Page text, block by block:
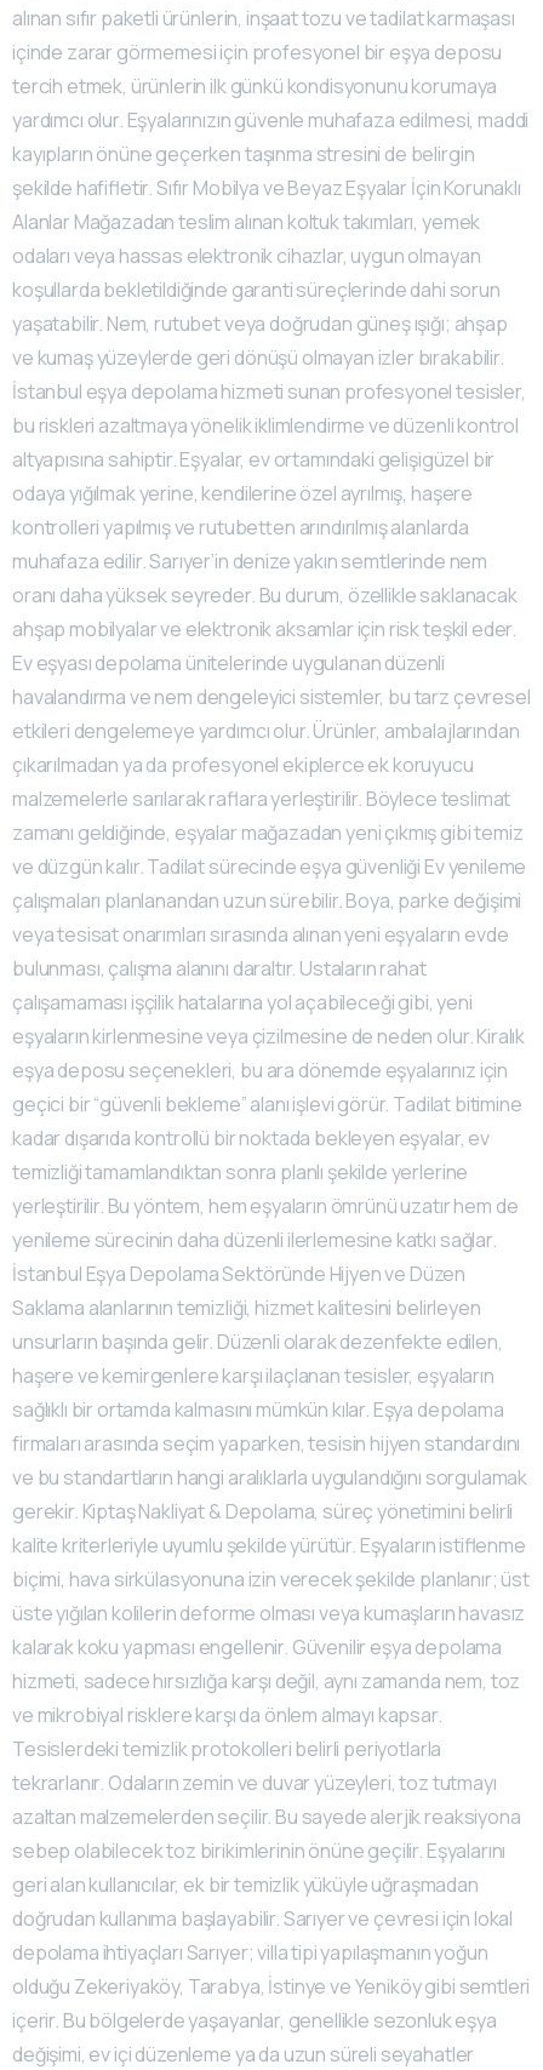
alınan sıfır paketli ürünlerin, inşaat tozu ve tadilat karmaşası
içinde zarar görmemesi için profesyonel bir eşya deposu
tercih etmek, ürünlerin ilk günkü kondisyonunu korumaya
yardımcı olur. Eşyalarınızın güvenle muhafaza edilmesi, maddi
kayıpların önüne geçerken taşınma stresini de belirgin
şekilde hafifletir. Sıfır Mobilya ve Beyaz Eşyalar İçin Korunaklı
Alanlar Mağazadan teslim alınan koltuk takımları, yemek
odaları veya hassas elektronik cihazlar, uygun olmayan
koşullarda bekletildiğinde garanti süreçlerinde dahi sorun
yaşatabilir. Nem, rutubet veya doğrudan güneş ışığı; ahşap
ve kumaş yüzeylerde geri dönüşü olmayan izler bırakabilir.
İstanbul eşya depolama hizmeti sunan profesyonel tesisler,
bu riskleri azaltmaya yönelik iklimlendirme ve düzenli kontrol
altyapısına sahiptir. Eşyalar, ev ortamındaki gelişigüzel bir
odaya yığılmak yerine, kendilerine özel ayrılmış, haşere
kontrolleri yapılmış ve rutubetten arındırılmış alanlarda
muhafaza edilir. Sarıyer’in denize yakın semtlerinde nem
oranı daha yüksek seyreder. Bu durum, özellikle saklanacak
ahşap mobilyalar ve elektronik aksamlar için risk teşkil eder.
Ev eşyası depolama ünitelerinde uygulanan düzenli
havalandırma ve nem dengeleyici sistemler, bu tarz çevresel
etkileri dengelemeye yardımcı olur. Ürünler, ambalajlarından
çıkarılmadan ya da profesyonel ekiplerce ek koruyucu
malzemelerle sarılarak raflara yerleştirilir. Böylece teslimat
zamanı geldiğinde, eşyalar mağazadan yeni çıkmış gibi temiz
ve düzgün kalır. Tadilat sürecinde eşya güvenliği Ev yenileme
çalışmaları planlanandan uzun sürebilir. Boya, parke değişimi
veya tesisat onarımları sırasında alınan yeni eşyaların evde
bulunması, çalışma alanını daraltır. Ustaların rahat
çalışamaması işçilik hatalarına yol açabileceği gibi, yeni
eşyaların kirlenmesine veya çizilmesine de neden olur. Kiralık
eşya deposu seçenekleri, bu ara dönemde eşyalarınız için
geçici bir “güvenli bekleme” alanı işlevi görür. Tadilat bitimine
kadar dışarıda kontrollü bir noktada bekleyen eşyalar, ev
temizliği tamamlandıktan sonra planlı şekilde yerlerine
yerleştirilir. Bu yöntem, hem eşyaların ömrünü uzatır hem de
yenileme sürecinin daha düzenli ilerlemesine katkı sağlar.
İstanbul Eşya Depolama Sektöründe Hijyen ve Düzen
Saklama alanlarının temizliği, hizmet kalitesini belirleyen
unsurların başında gelir. Düzenli olarak dezenfekte edilen,
haşere ve kemirgenlere karşı ilaçlanan tesisler, eşyaların
sağlıklı bir ortamda kalmasını mümkün kılar. Eşya depolama
firmaları arasında seçim yaparken, tesisin hijyen standardını
ve bu standartların hangi aralıklarla uygulandığını sorgulamak
gerekir. Kiptaş Nakliyat & Depolama, süreç yönetimini belirli
kalite kriterleriyle uyumlu şekilde yürütür. Eşyaların istiflenme
biçimi, hava sirkülasyonuna izin verecek şekilde planlanır; üst
üste yığılan kolilerin deforme olması veya kumaşların havasız
kalarak koku yapması engellenir. Güvenilir eşya depolama
hizmeti, sadece hırsızlığa karşı değil, aynı zamanda nem, toz
ve mikrobiyal risklere karşı da önlem almayı kapsar.
Tesislerdeki temizlik protokolleri belirli periyotlarla
tekrarlanır. Odaların zemin ve duvar yüzeyleri, toz tutmayı
azaltan malzemelerden seçilir. Bu sayede alerjik reaksiyona
sebep olabilecek toz birikimlerinin önüne geçilir. Eşyalarını
geri alan kullanıcılar, ek bir temizlik yüküyle uğraşmadan
doğrudan kullanıma başlayabilir. Sarıyer ve çevresi için lokal
depolama ihtiyaçları Sarıyer; villa tipi yapılaşmanın yoğun
olduğu Zekeriyaköy, Tarabya, İstinye ve Yeniköy gibi semtleri
içerir. Bu bölgelerde yaşayanlar, genellikle sezonluk eşya
değişimi, ev içi düzenleme ya da uzun süreli seyahatler